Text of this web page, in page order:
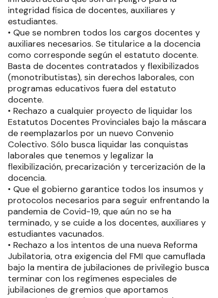
integridad física de docentes, auxiliares y
estudiantes.
• Que se nombren todos los cargos docentes y
auxiliares necesarios. Se titularice a la docencia
como corresponde según el estatuto docente.
Basta de docentes contratados y flexibilizados
(monotributistas), sin derechos laborales, con
programas educativos fuera del estatuto
docente.
• Rechazo a cualquier proyecto de liquidar los
Estatutos Docentes Provinciales bajo la máscara
de reemplazarlos por un nuevo Convenio
Colectivo. Sólo busca liquidar las conquistas
laborales que tenemos y legalizar la
flexibilización, precarización y tercerización de la
docencia.
• Que el gobierno garantice todos los insumos y
protocolos necesarios para seguir enfrentando la
pandemia de Covid-19, que aún no se ha
terminado, y se cuide a los docentes, auxiliares y
estudiantes vacunados.
• Rechazo a los intentos de una nueva Reforma
Jubilatoria, otra exigencia del FMI que camuflada
bajo la mentira de jubilaciones de privilegio busca
terminar con los regímenes especiales de
jubilaciones de gremios que aportamos